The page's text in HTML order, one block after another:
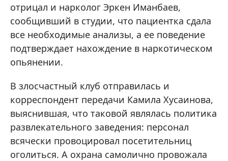
отрицал и нарколог Эркен Иманбаев,
сообщивший в студии, что пациентка сдала
все необходимые анализы, а ее поведение
подтверждает нахождение в наркотическом
опьянении.
В злосчастный клуб отправилась и
корреспондент передачи Камила Хусаинова,
выяснившая, что таковой являлась политика
развлекательного заведения: персонал
всячески провоцировал посетительниц
оголиться. А охрана самолично провожала